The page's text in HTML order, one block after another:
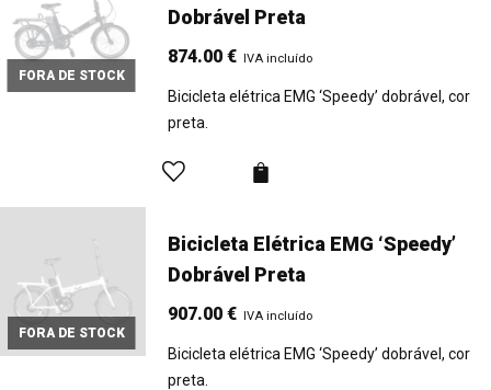
FORA DE STOCK
Dobrável Preta
874.00€ IVA incluído
Bicicleta elétrica EMG ‘Speedy’ dobrável, cor
preta.
FORA DE STOCK
Bicicleta Elétrica EMG ‘Speedy’
Dobrável Preta
907.00€ IVA incluído
Bicicleta elétrica EMG ‘Speedy’ dobrável, cor
preta.